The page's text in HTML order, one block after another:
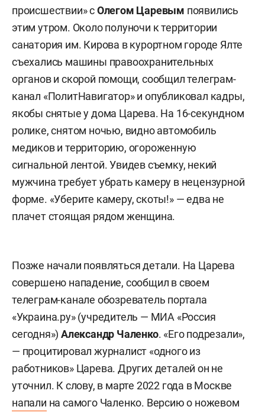
происшествии» сОлегом Царевым появились
этим утром. Около полуночи к территории
санатория им. Кирова в курортном городе Ялте
съехались машины правоохранительных
органов и скорой помощи, сообщил телеграм-
канал «ПолитНавигатор» и опубликовал кадры,
якобы снятые у дома Царева. На 16-секундном
ролике, снятом ночью, видно автомобиль
медиков и территорию, огороженную
сигнальной лентой. Увидев съемку, некий
мужчина требует убрать камеру в нецензурной
форме. «Уберите камеру, скоты!» — едва не
плачет стоящая рядом женщина.
Позже начали появляться детали. На Царева
совершено нападение, сообщил в своем
телеграм-канале обозреватель портала
«Украина.ру» (учредитель — МИА «Россия
сегодня»)Александр Чаленко. «Его подрезали»,
— процитировал журналист «одного из
работников» Царева. Других деталей он не
уточнил. К слову, в марте 2022 года в Москве
напали на самого Чаленко. Версию о ножевом